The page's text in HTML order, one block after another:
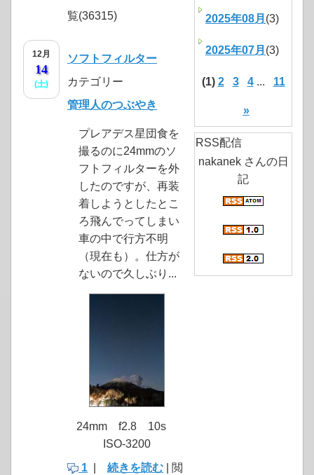
覧(36315)
12月
14
(土)
ソフトフィルター
カテゴリー
管理人のつぶやき
プレアデス星団食を
撮るのに24mmのソ
フトフィルターを外
したのですが、再装
着しようとしたとこ
ろ飛んでってしまい
車の中で行方不明
（現在も）。仕方が
ないので久しぶり...
24mm f2.8 10s
ISO-3200
1
続きを読む | 閲
2025年08月 (3)
2025年07月 (3)
(1) 2 3 4... 11
»
RSS配信
nakanek さんの日
記